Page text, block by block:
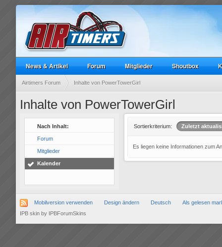
News & Artikel Forum Mitglieder Shoutbox
Airtimers Forum Inhalte von PowerTowerGirl
Inhalte von PowerTowerGirl
Nach Inhalt:
Forum
Mitglieder
Kalender
Sortierkriterium: Zuletzt
Es liegen keine Informationen zum
Mobilversion verwenden Design ändern Deutsch
Als gelesen
IPB skin by IPBForumSkins